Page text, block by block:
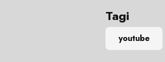
Tagi
youtube